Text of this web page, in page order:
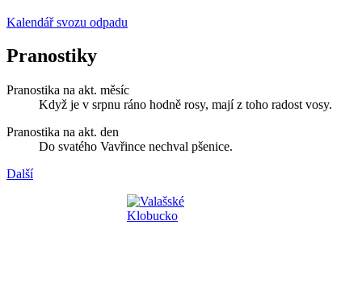
Kalendář svozu odpadu
Pranostiky
Pranostika na akt. měsíc
Když je v srpnu ráno hodně rosy, mají z toho radost vosy.
Pranostika na akt. den
Do svatého Vavřince nechval pšenice.
Další